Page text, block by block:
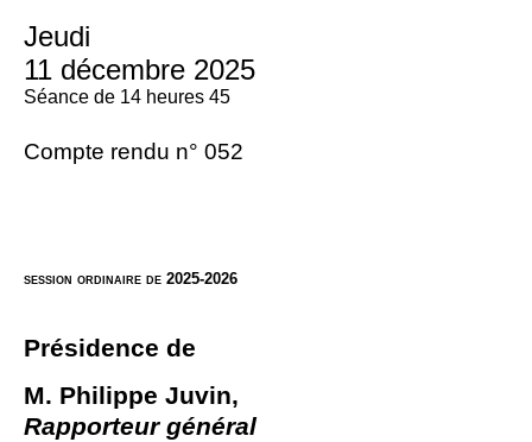
Jeudi
11 décembre 2025
Séance de 14 heures 45
Compte rendu n° 052
session ordinaire de 2025-2026
Présidence de
M. Philippe Juvin,
Rapporteur général